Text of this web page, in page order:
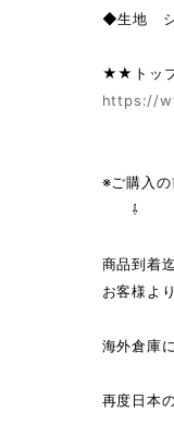
◆生地 シ
★★トッ
https://
※ご購入
⇩
商品到着
お客様よ
海外倉庫
再度日本